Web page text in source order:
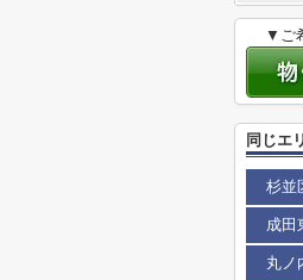
▼ご
同じエ
杉並
成田
丸ノ